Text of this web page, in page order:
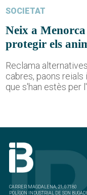
SOCIETAT
Neix a
protegir els
Reclama
cabres, paons
que s'han estès per
CARRER MAGDALENA, 21, 07180
POLÍGON INDUSTRIAL DE SON